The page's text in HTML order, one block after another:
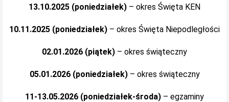
13.10.2025 (poniedziałek) – okres Święta KEN
10.11.2025 (poniedziałek) – okres Święta Niepodległości
02.01.2026 (piątek) – okres świąteczny
05.01.2026 (poniedziałek)– okres świąteczny
11-13.05.2026 (poniedziałek-środa) – egzaminy